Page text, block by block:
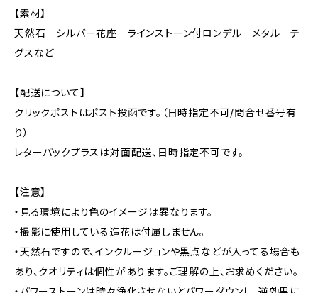
【素材】
天然石 シルバー花座 ラインストーン付ロンデル メタル テ
グスなど
【配送について】
クリックポストはポスト投函です。（日時指定不可/問合せ番号有
り）
レターパックプラスは対面配送、日時指定不可です。
【注意】
・見る環境により色のイメージは異なります。
・撮影に使用している造花は付属しません。
・天然石ですので、インクルージョンや黒点などが入ってる場合も
あり、クオリティは個性があります。ご理解の上、お求めください。